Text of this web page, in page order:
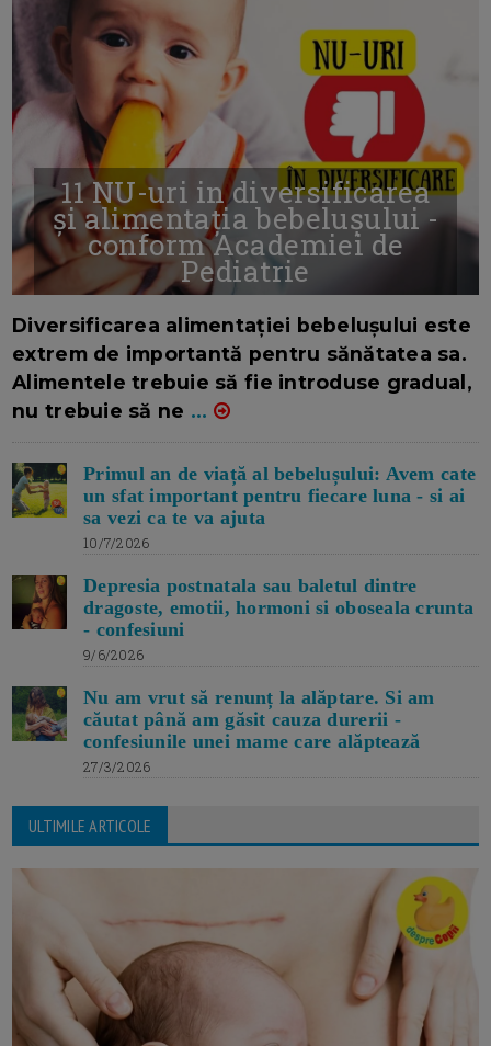
11 NU-uri in diversificarea
și alimentația bebelușului -
conform Academiei de
Pediatrie
Diversificarea alimentației bebelușului este
extrem de importantă pentru sănătatea sa.
Alimentele trebuie să fie introduse gradual,
nu trebuie să ne ...
Primul an de viață al bebelușului: Avem cate
un sfat important pentru fiecare luna - si ai
sa vezi ca te va ajuta
10/7/2026
Depresia postnatala sau baletul dintre
dragoste, emotii, hormoni si oboseala crunta
- confesiuni
9/6/2026
Nu am vrut să renunț la alăptare. Si am
căutat până am găsit cauza durerii -
confesiunile unei mame care alăptează
27/3/2026
ULTIMILE ARTICOLE